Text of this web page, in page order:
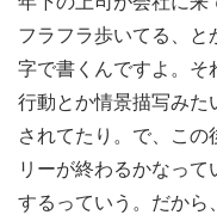
フラフラ歩いてる、
字で書くんですよ。
行動とか情景描写み
されてたり。で、こ
リーが終わるかなっ
するっていう。だか